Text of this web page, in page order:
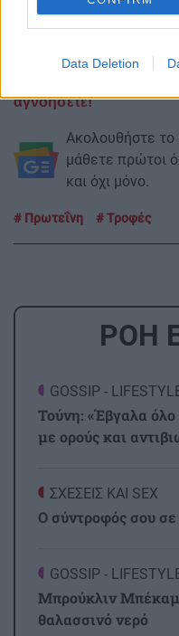
Data Deletion
ΔΙΑΒΑΣΤΕ ΕΠΙΣΗΣ
αγνοήσετε!
Ακολουθήστε το
μάθετε πρώτοι
και όχι μόνο.
Πρωτεΐνη Τροφές
ΡΟΗ
GOSSIP -
Τούνη: «Έβγαλα
με ορούς και
ΣΧΕΣΕΙΣ ΚΑΙ SEX
Ο σύντροφός σου
GOSSIP -
Μπρούκλιν
θαλασσινό νερό